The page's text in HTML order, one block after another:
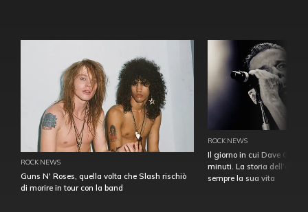
ROCK NEWS
Guns N' Roses, quella volta che Slash rischiò
di morire in tour con la band
ROCK NEWS
Il giorno in cui Dave
minuti. La storia
sempre la sua vita